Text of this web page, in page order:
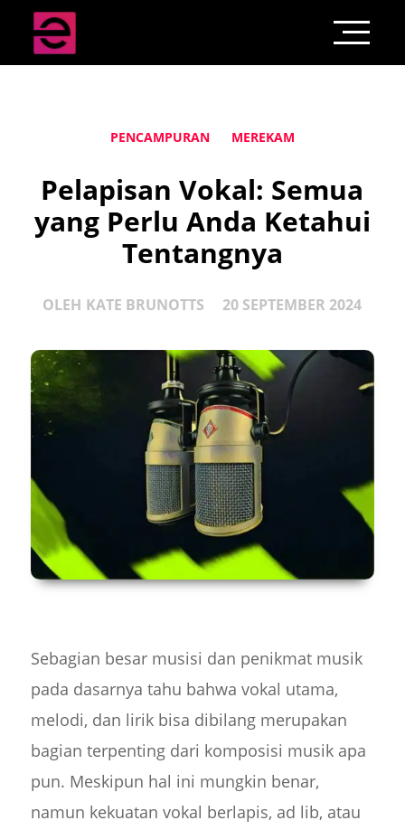
PENCAMPURAN MEREKAM
Pelapisan Vokal: Semua
yang Perlu Anda Ketahui
Tentangnya
OLEH KATE BRUNOTTS 20 SEPTEMBER 2024
Sebagian besar musisi dan penikmat musik
pada dasarnya tahu bahwa vokal utama,
melodi, dan lirik bisa dibilang merupakan
bagian terpenting dari komposisi musik apa
pun. Meskipun hal ini mungkin benar,
namun kekuatan vokal berlapis, ad lib, atau